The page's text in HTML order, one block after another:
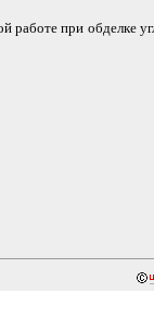
работе при обделке